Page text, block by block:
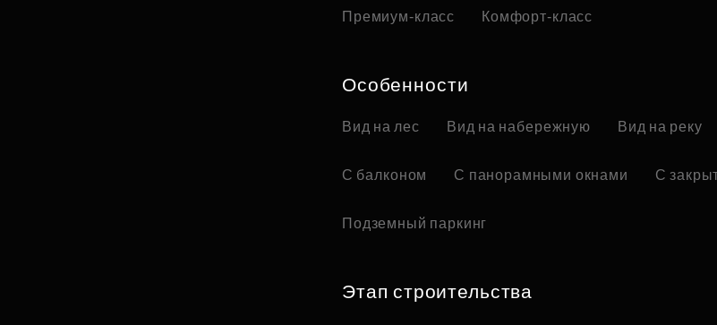
Премиум-класс Комфорт-класс
Особенности
Вид на лес Вид на набережную Вид на реку
С балконом С панорамными окнами С
Подземный паркинг
Этап строительства